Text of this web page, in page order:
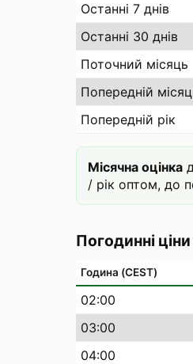
Останні 7 днів
Останні 30 днів
Поточний місяць
Попередній
Попередній рік
Місячна оцінка
/ рік оптом, до
Погодинні
Година (CEST)
02:00
03:00
04:00